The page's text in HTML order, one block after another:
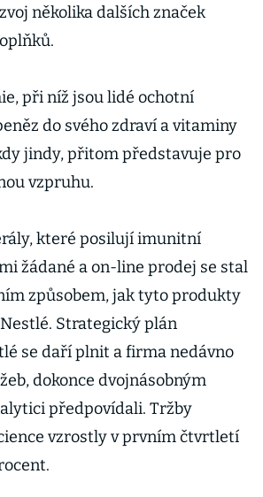
několika dalších značek
při níž jsou lidé ochotní
do svého zdraví a vitaminy
jindy, přitom představuje pro
vzpruhu.
které posilují imunitní
žádané a on-line prodej se stal
způsobem, jak tyto produkty
Strategický plán
se daří plnit a firma nedávno
dokonce dvojnásobným
předpovídali. Tržby
vzrostly v prvním čtvrtletí